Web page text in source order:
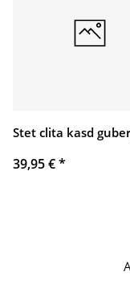
Stet clita kasd
39,95 €*